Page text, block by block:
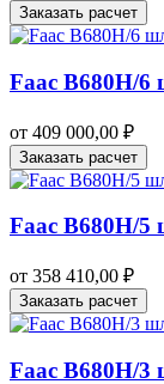
Заказать расчет
Faac B680H/6
от 409 000,00 ₽
Заказать расчет
Faac B680H/5
от 358 410,00 ₽
Заказать расчет
Faac B680H/3